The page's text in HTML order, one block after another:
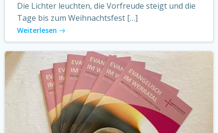
Die Lichter leuchten, die Vorfreude steigt und die
Tage bis zum Weihnachtsfest […]
Weiterlesen